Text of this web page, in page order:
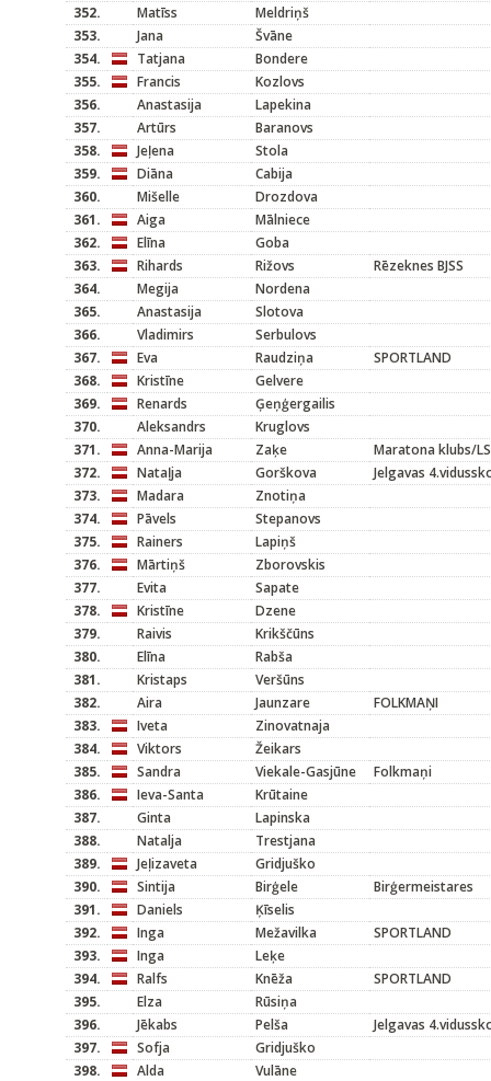
352.
Matīss
Meldriņš
353.
Jana
Švāne
354.
Tatjana
Bondere
355.
Francis
Kozlovs
356.
Anastasija
Lapekina
357.
Artūrs
Baranovs
358.
Jeļena
Stola
359.
Diāna
Cabija
360.
Mišelle
Drozdova
361.
Aiga
Mālniece
362.
Elīna
Goba
363.
Rihards Rižovs
Rēzeknes BJSS
364.
Megija
Nordena
365.
Anastasija
Slotova
366.
Vladimirs
Serbulovs
367.
Eva Raudziņa
SPORTLAND
368.
Kristīne
Gelvere
369.
Renards
Ģeņģergailis
370.
Aleksandrs
Kruglovs
371.
Anna-Marija Zaķe
Maratona klubs/
372.
Nataļja Gorškova
Jelgavas
373.
Madara
Znotiņa
374.
Pāvels
Stepanovs
375.
Rainers
Lapiņš
376.
Mārtiņš
Zborovskis
377.
Evita
Sapate
378.
Kristīne
Dzene
379.
Raivis
Krikščūns
380.
Elīna
Rabša
381.
Kristaps
Veršūns
382.
Aira Jaunzare
FOLKMAŅI
383.
Iveta
Zinovatnaja
384.
Viktors
Žeikars
385.
Sandra Viekale-Gasjūne
Folkmaņi
386.
Ieva-Santa
Krūtaine
387.
Ginta
Lapinska
388.
Natalja
Trestjana
389.
Jeļizaveta
Gridjuško
390.
Sintija Birģele
Birģermeistares
391.
Daniels
Ķīselis
392.
Inga Mežavilka
SPORTLAND
393.
Inga
Leķe
394.
Ralfs Knēža
SPORTLAND
395.
Elza
Rūsiņa
396.
Jēkabs Pelša
Jelgavas
397.
Sofja
Gridjuško
398.
Alda
Vulāne